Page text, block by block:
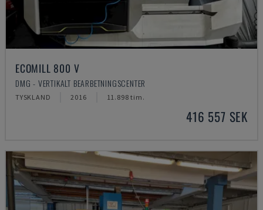
ECOMILL 800 V
DMG - VERTIKALT BEARBETNINGSCENTER
TYSKLAND 2016 11.898 tim.
416 557 SEK